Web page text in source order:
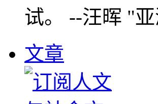
试。 --汪晖 "
文章